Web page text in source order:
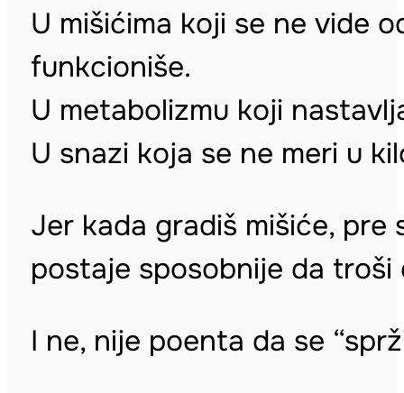
U mišićima koji se ne vide
funkcioniše.
U metabolizmu koji
U snazi koja se ne meri u
Jer kada gradiš mišiće, pre
postaje sposobnije da
I ne, nije poenta da se